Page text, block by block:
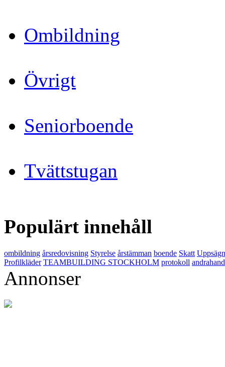
Ombildning
Övrigt
Seniorboende
Tvättstugan
Populärt innehåll
ombildning årsredovisning Styrelse årstämman boende Skatt
Profilkläder TEAMBUILDING STOCKHOLM protokoll
Annonser